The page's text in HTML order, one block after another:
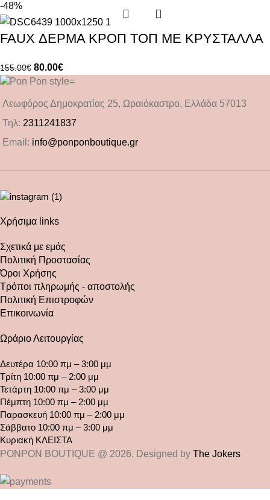
-48%
FAUX ΔΕΡΜΑ ΚΡΟΠ ΤΟΠ ΜΕ ΚΡΥΣΤΑΛΛΑ
155.00€ 80.00€
Λεωφόρος Δημοκρατίας 25, Ωραιόκαστρο, Ελλάδα 57013
Τηλ: 2311241837
Email: info@ponponboutique.gr
Χρήσιμα links
Σχετικά με εμάς
Πολιτική Προστασίας
Όροι Χρήσης
Τρόποι πληρωμής - αποστολής
Πολιτική Επιστροφών
Επικοινωνία
Ωράριο Λειτουργίας
Δευτέρα 10:00 πμ – 3:00 μμ
Τρίτη 10:00 πμ – 2:00 μμ
Τετάρτη 10:00 πμ – 3:00 μμ
Πέμπτη 10:00 πμ – 2:00 μμ
Παρασκευή 10:00 πμ – 2:00 μμ
Σάββατο 10:00 πμ – 3:00 μμ
Κυριακή ΚΛΕΙΣΤΑ
PONPON BOUTIQUE @ 2026. Designed by The Jokers